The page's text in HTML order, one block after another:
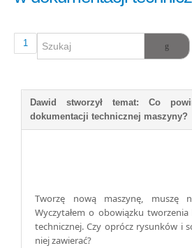
1
Tworzę nową maszynę, muszę
Wyczytałem o obowiązku
technicznej. Czy oprócz rysunków i
niej zawierać?